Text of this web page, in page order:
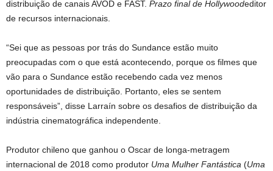
distribuição de canais AVOD e FAST. Prazo final de Hollywoodeditor
de recursos internacionais.
“Sei que as pessoas por trás do Sundance estão muito
preocupadas com o que está acontecendo, porque os filmes que
vão para o Sundance estão recebendo cada vez menos
oportunidades de distribuição. Portanto, eles se sentem
responsáveis”, disse Larraín sobre os desafios de distribuição da
indústria cinematográfica independente.
Produtor chileno que ganhou o Oscar de longa-metragem
internacional de 2018 como produtor Uma Mulher Fantástica (Uma